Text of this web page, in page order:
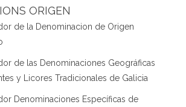
ORIGEN
de la Denominacion de Origen
de las Denominaciones Geográficas
y Licores Tradicionales de Galicia
Denominaciones Específicas de